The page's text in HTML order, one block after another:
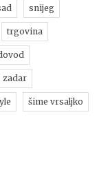
snijeg
trgovina
zadar
šime vrsaljko